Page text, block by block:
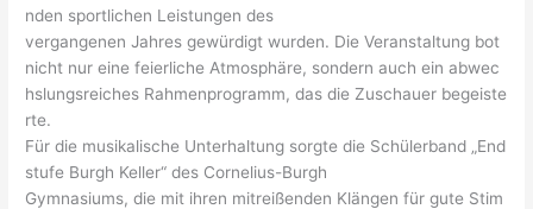
nden sportlichen Leistungen des
vergangenen Jahres gewürdigt wurden. Die Veranstaltung bot
nicht nur eine feierliche Atmosphäre, sondern auch ein abwec
hslungsreiches Rahmenprogramm, das die Zuschauer begeiste
rte.
Für die musikalische Unterhaltung sorgte die Schülerband „End
stufe Burgh Keller“ des Cornelius-Burgh
Gymnasiums, die mit ihren mitreißenden Klängen für gute Stim